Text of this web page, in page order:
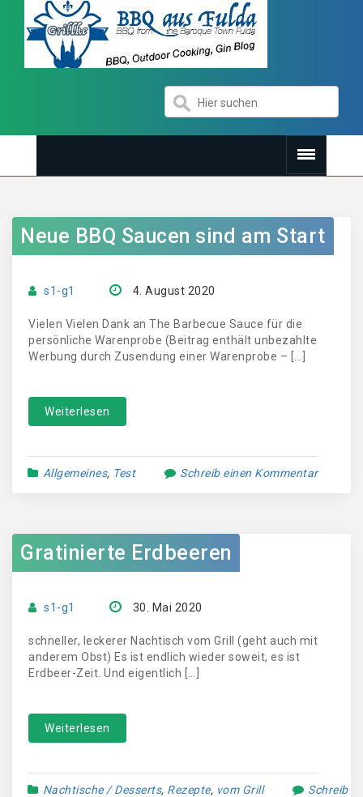
Neue BBQ Saucen sind am Start
s1-g1 4. August 2020
Vielen Vielen Dank an The Barbecue Sauce für die
persönliche Warenprobe (Beitrag enthält unbezahlte
Werbung durch Zusendung einer Warenprobe – […]
Weiterlesen
Allgemeines, Test Schreib einen Kommentar
Gratinierte Erdbeeren
s1-g1 30. Mai 2020
schneller, leckerer Nachtisch vom Grill (geht auch mit
anderem Obst) Es ist endlich wieder soweit, es ist
Erdbeer-Zeit. Und eigentlich […]
Weiterlesen
Nachtische / Desserts, Rezepte, vom Grill
Schreib